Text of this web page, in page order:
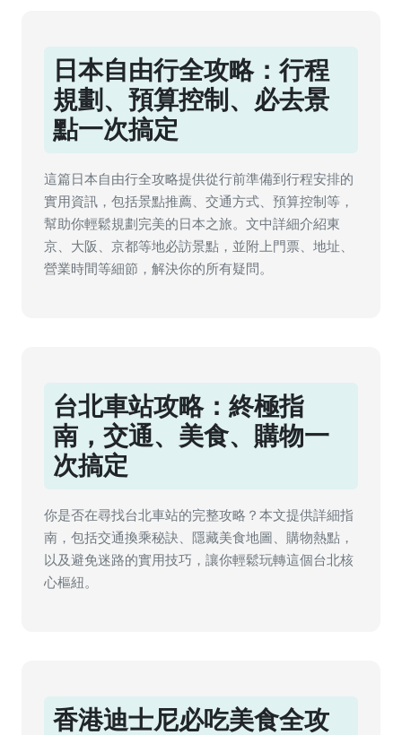
日本自由行全攻略：行程
規劃、預算控制、必去景
點一次搞定
這篇日本自由行全攻略提供從行前準備到行程安排的
實用資訊，包括景點推薦、交通方式、預算控制等，
幫助你輕鬆規劃完美的日本之旅。文中詳細介紹東
京、大阪、京都等地必訪景點，並附上門票、地址、
營業時間等細節，解決你的所有疑問。
台北車站攻略：終極指
南，交通、美食、購物一
次搞定
你是否在尋找台北車站的完整攻略？本文提供詳細指
南，包括交通換乘秘訣、隱藏美食地圖、購物熱點，
以及避免迷路的實用技巧，讓你輕鬆玩轉這個台北核
心樞紐。
香港迪士尼必吃美食全攻